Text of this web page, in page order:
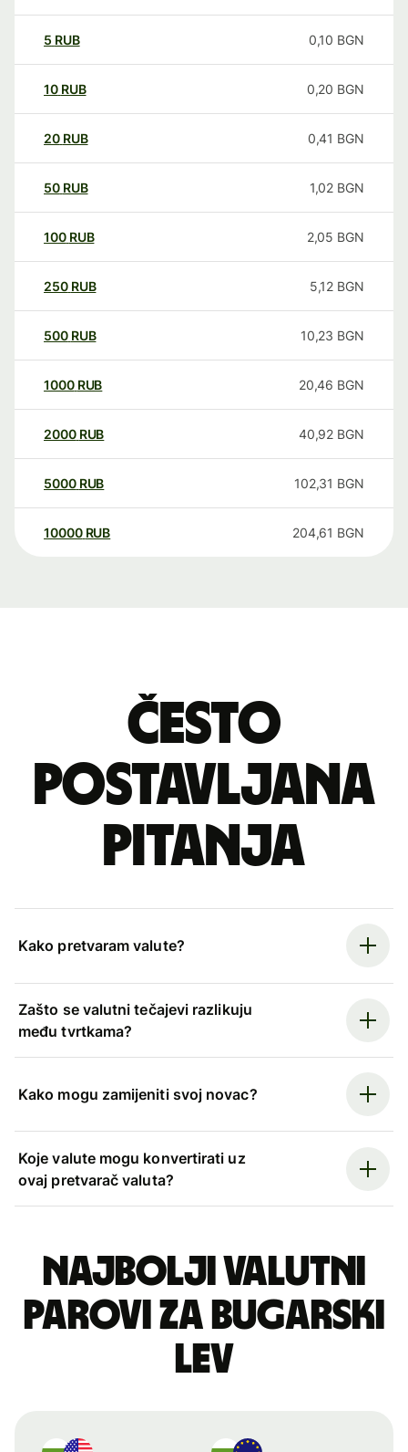
5 RUB 0,10 BGN
10 RUB 0,20 BGN
20 RUB 0,41 BGN
50 RUB 1,02 BGN
100 RUB 2,05 BGN
250 RUB 5,12 BGN
500 RUB 10,23 BGN
1000 RUB 20,46 BGN
2000 RUB 40,92 BGN
5000 RUB 102,31 BGN
10000 RUB 204,61 BGN
Često
postavljana
pitanja
Kako pretvaram valute?
Zašto se valutni tečajevi razlikuju
među tvrtkama?
Kako mogu zamijeniti svoj novac?
Koje valute mogu konvertirati uz
ovaj pretvarač valuta?
Najbolji valutni
parovi za bugarski
lev